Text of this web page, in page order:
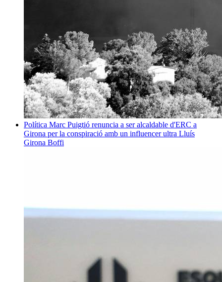
Política Marc Puigtió renuncia a ser alcaldable d'ERC a
Girona per la conspiració amb un influencer ultra Lluís
Girona Boffi